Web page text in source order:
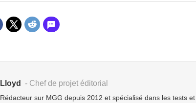
Lloyd - Chef de projet éditorial
Rédacteur sur MGG depuis 2012 et spécialisé dans les tests